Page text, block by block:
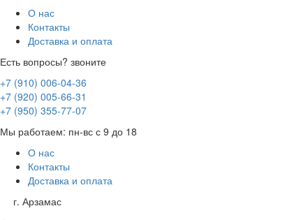
О нас
Контакты
Доставка и оплата
Есть вопросы? звоните
+7 (910) 006-04-36
+7 (920) 005-66-31
+7 (950) 355-77-07
Мы работаем: пн-вс с 9 до 18
О нас
Контакты
Доставка и оплата
г. Арзамас